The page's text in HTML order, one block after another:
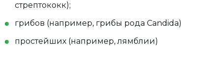
стрептококк);
грибов (например, грибы рода Candida)
простейших (например, лямблии)